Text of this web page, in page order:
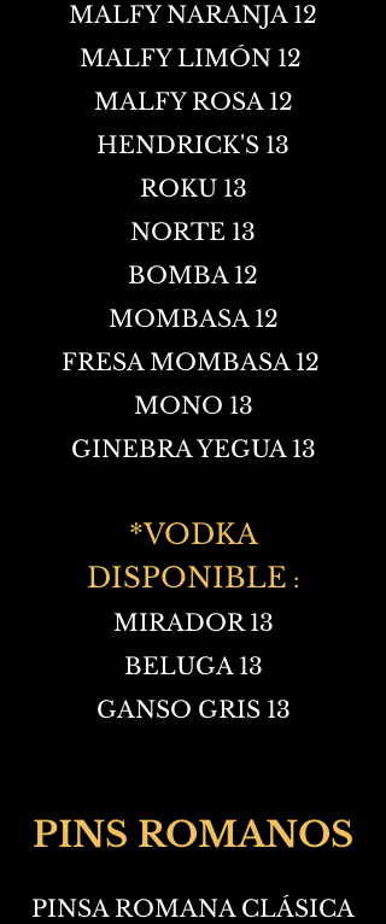
MALFY NARANJA 12
MALFY LIMÓN 12
MALFY ROSA 12
HENDRICK'S 13
ROKU 13
NORTE 13
BOMBA 12
MOMBASA 12
FRESA MOMBASA 12
MONO 13
GINEBRA YEGUA 13
*VODKA
DISPONIBLE :
MIRADOR 13
BELUGA 13
GANSO GRIS 13
PINS ROMANOS
PINSA ROMANA CLÁSICA